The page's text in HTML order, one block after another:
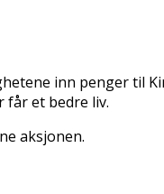
inn penger til
får et bedre liv.
aksjonen.